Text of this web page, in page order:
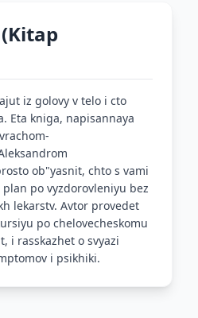
iz golovy v telo i cto
Eta kniga, napisannaya
ob"yasnit, chto s vami
po vyzdorovleniyu bez
lekarstv. Avtor provedet
po chelovecheskomu
i rasskazhet o svyazi
i psikhiki.